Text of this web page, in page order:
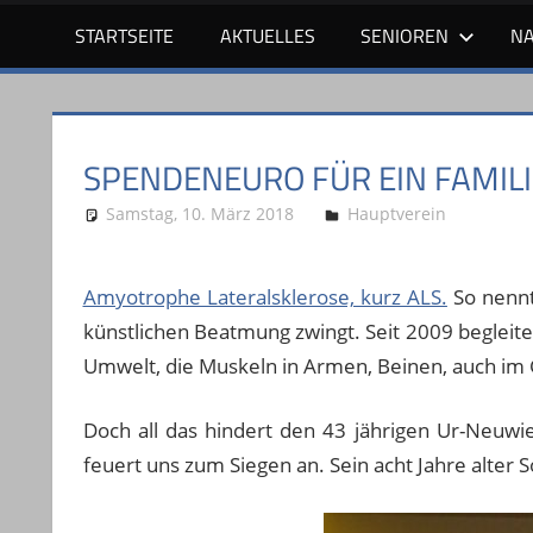
STARTSEITE AKTUELLES SENIOREN
SPENDENEURO FÜR EIN
Samstag, 10. März 2018 Stephan P.
Hauptverein
Amyotrophe Lateralsklerose, kurz ALS. So
künstlichen Beatmung zwingt. Seit 2009
Umwelt, die Muskeln in Armen, Beinen, auch im
Doch all das hindert den 43 jährigen Ur-
feuert uns zum Siegen an. Sein acht Jahre alter